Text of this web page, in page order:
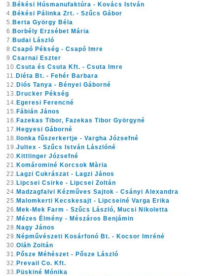
3.Békési Húsmanufaktúra - Kovács István
4.Békési Pálinka Zrt. - Szűcs Gábor
5.Berta György Béla
6.Borbély Erzsébet Mária
7.Budai László
8.Csapó Pékség - Csapó Imre
9.Csarnai Eszter
10.Csuta és Csuta Kft. - Csuta Imre
11.Diéta Bt. - Fehér Barbara
12.Diós Tanya - Bényei Gáborné
13.Drucker Pékség
14.Egeresi Ferencné
15.Fábián János
16.Fazekas Tibor, Fazekas Tibor Györgyné
17.Hegyesi Gáborné
18.Ilonka fűszerkertje - Vargha Józsefné
19.Jultex - Szűcs István Lászlóné
20.Kittlinger Józsefné
21.Komárominé Korcsok Mària
22.Lagzi Cukrászat - Lagzi János
23.Lipcsei Csirke - Lipcsei Zoltán
24.Madzagfalvi Kézműves Sajtok - Csányi Alexandra
25.Malomkerti Kecskesajt - Lipcseiné Varga Erika
26.Mek-Mek Farm - Szűcs László, Mucsi Nikoletta
27.Mézes Élmény - Mészáros Benjámin
28.Nagy János
29.Népművészeti Kosárfonó Bt. - Kocsor Imréné
30.Oláh Zoltán
31.Pősze Méhészet - Pősze László
32.Prevail Co. Kft.
33.Püskiné Mónika